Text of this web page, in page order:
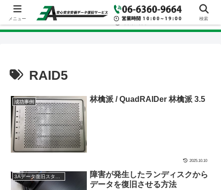
RAID5
成功事例 林檎派 / QuadRAIDer 林檎派 3.5
2025.10.10
障害が発生したランディスクから
データを復旧させる方法
メニュー 検索